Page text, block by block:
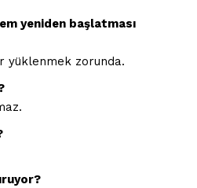
yeniden başlatması
yüklenmek zorunda.